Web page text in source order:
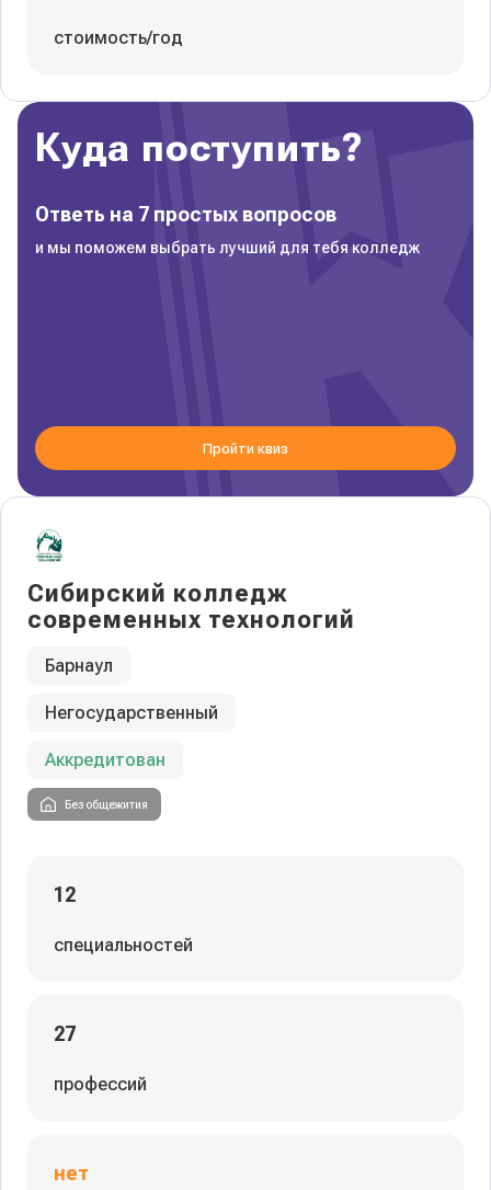
стоимость/год
Сибирский колледж
современных технологий
Барнаул
Негосударственный
Аккредитован
Без общежития
12
специальностей
27
профессий
нет
Куда поступить?
Ответь на 7 простых вопросов
и мы поможем выбрать лучший для тебя колледж
Пройти квиз